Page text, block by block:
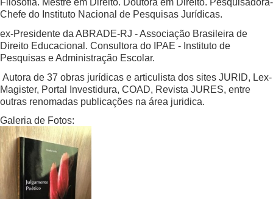
Filosofia. Mestre em Direito. Doutora em Direito. Pesquisadora-
Chefe do Instituto Nacional de Pesquisas Jurídicas.
ex-Presidente da ABRADE-RJ - Associação Brasileira de
Direito Educacional. Consultora do IPAE - Instituto de
Pesquisas e Administração Escolar.
Autora de 37 obras jurídicas e articulista dos sites JURID, Lex-
Magister, Portal Investidura, COAD, Revista JURES, entre
outras renomadas publicações na área juridica.
Galeria de Fotos: